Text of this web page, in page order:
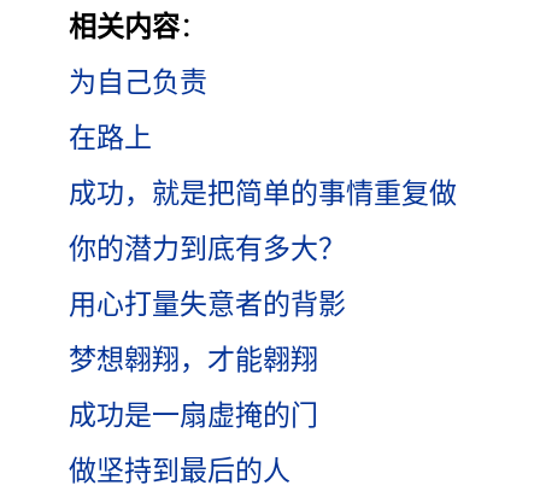
相关内容：
为自己负责
在路上
成功，就是把简单的事情重复做
你的潜力到底有多大？
用心打量失意者的背影
梦想翱翔，才能翱翔
成功是一扇虚掩的门
做坚持到最后的人